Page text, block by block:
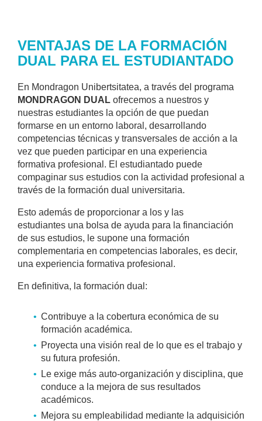
VENTAJAS DE LA FORMACIÓN
DUAL PARA EL ESTUDIANTADO
En Mondragon Unibertsitatea, a través del programa
MONDRAGON DUAL ofrecemos a nuestros y
nuestras estudiantes la opción de que puedan
formarse en un entorno laboral, desarrollando
competencias técnicas y transversales de acción a la
vez que pueden participar en una experiencia
formativa profesional. El estudiantado puede
compaginar sus estudios con la actividad profesional a
través de la formación dual universitaria.
Esto además de proporcionar a los y las
estudiantes una bolsa de ayuda para la financiación
de sus estudios, le supone una formación
complementaria en competencias laborales, es decir,
una experiencia formativa profesional.
En definitiva, la formación dual:
Contribuye a la cobertura económica de su
formación académica.
Proyecta una visión real de lo que es el trabajo y
su futura profesión.
Le exige más auto-organización y disciplina, que
conduce a la mejora de sus resultados
académicos.
Mejora su empleabilidad mediante la adquisición